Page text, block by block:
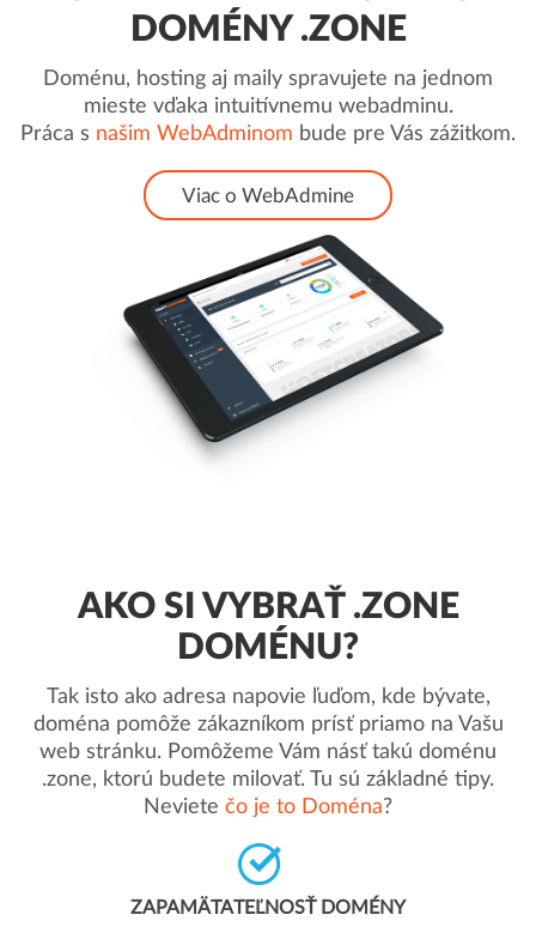
DOMÉNY .ZONE
Doménu, hosting aj maily spravujete na jednom
mieste vďaka intuitívnemu webadminu.
Práca s našim WebAdminom bude pre Vás zážitkom.
Viac o WebAdmine
AKO SI VYBRAŤ .ZONE
DOMÉNU?
Tak isto ako adresa napovie ľuďom, kde bývate,
doména pomôže zákazníkom prísť priamo na Vašu
web stránku. Pomôžeme Vám násť takú doménu
.zone, ktorú budete milovať. Tu sú základné tipy.
Neviete čo je to Doména?
ZAPAMÄTATEĽNOSŤ DOMÉNY